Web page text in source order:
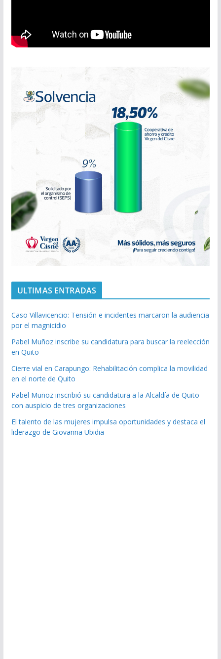
ULTIMAS ENTRADAS
Caso Villavicencio: Tensión e incidentes marcaron la audiencia
por el magnicidio
Pabel Muñoz inscribe su candidatura para buscar la reelección
en Quito
Cierre vial en Carapungo: Rehabilitación complica la movilidad
en el norte de Quito
Pabel Muñoz inscribió su candidatura a la Alcaldía de Quito
con auspicio de tres organizaciones
El talento de las mujeres impulsa oportunidades y destaca el
liderazgo de Giovanna Ubidia